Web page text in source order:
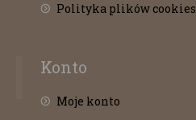
Polityka plików cookies
Konto
Moje konto